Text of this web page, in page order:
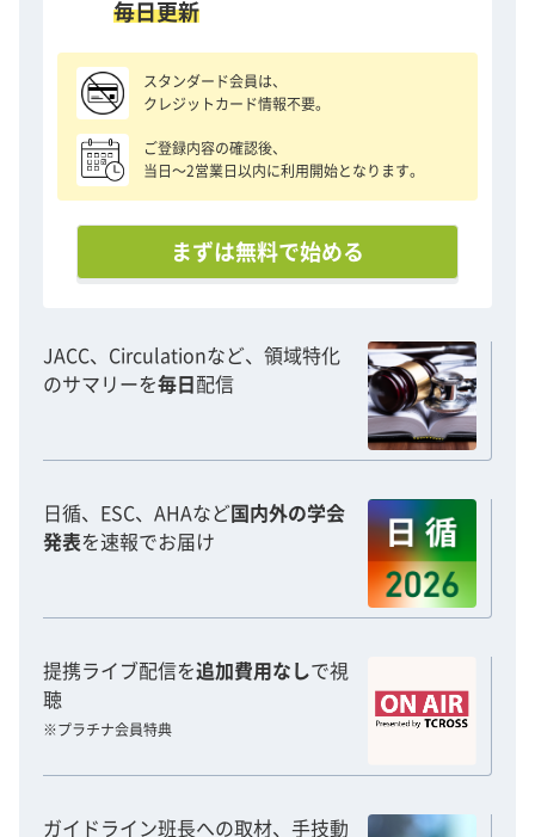
毎日更新
スタンダード会員は、
クレジットカード情報不要。
ご登録内容の確認後、
当日〜2営業日以内に利用開始となります。
まずは無料で始める
JACC、Circulationなど、領域特化
のサマリーを毎日 配信
日循、ESC、AHAなど国内外の学会
発表を速報でお届け
提携ライブ配信を追加費用なしで視
聴
※プラチナ会員特典
ガイドライン班長への取材、手技動